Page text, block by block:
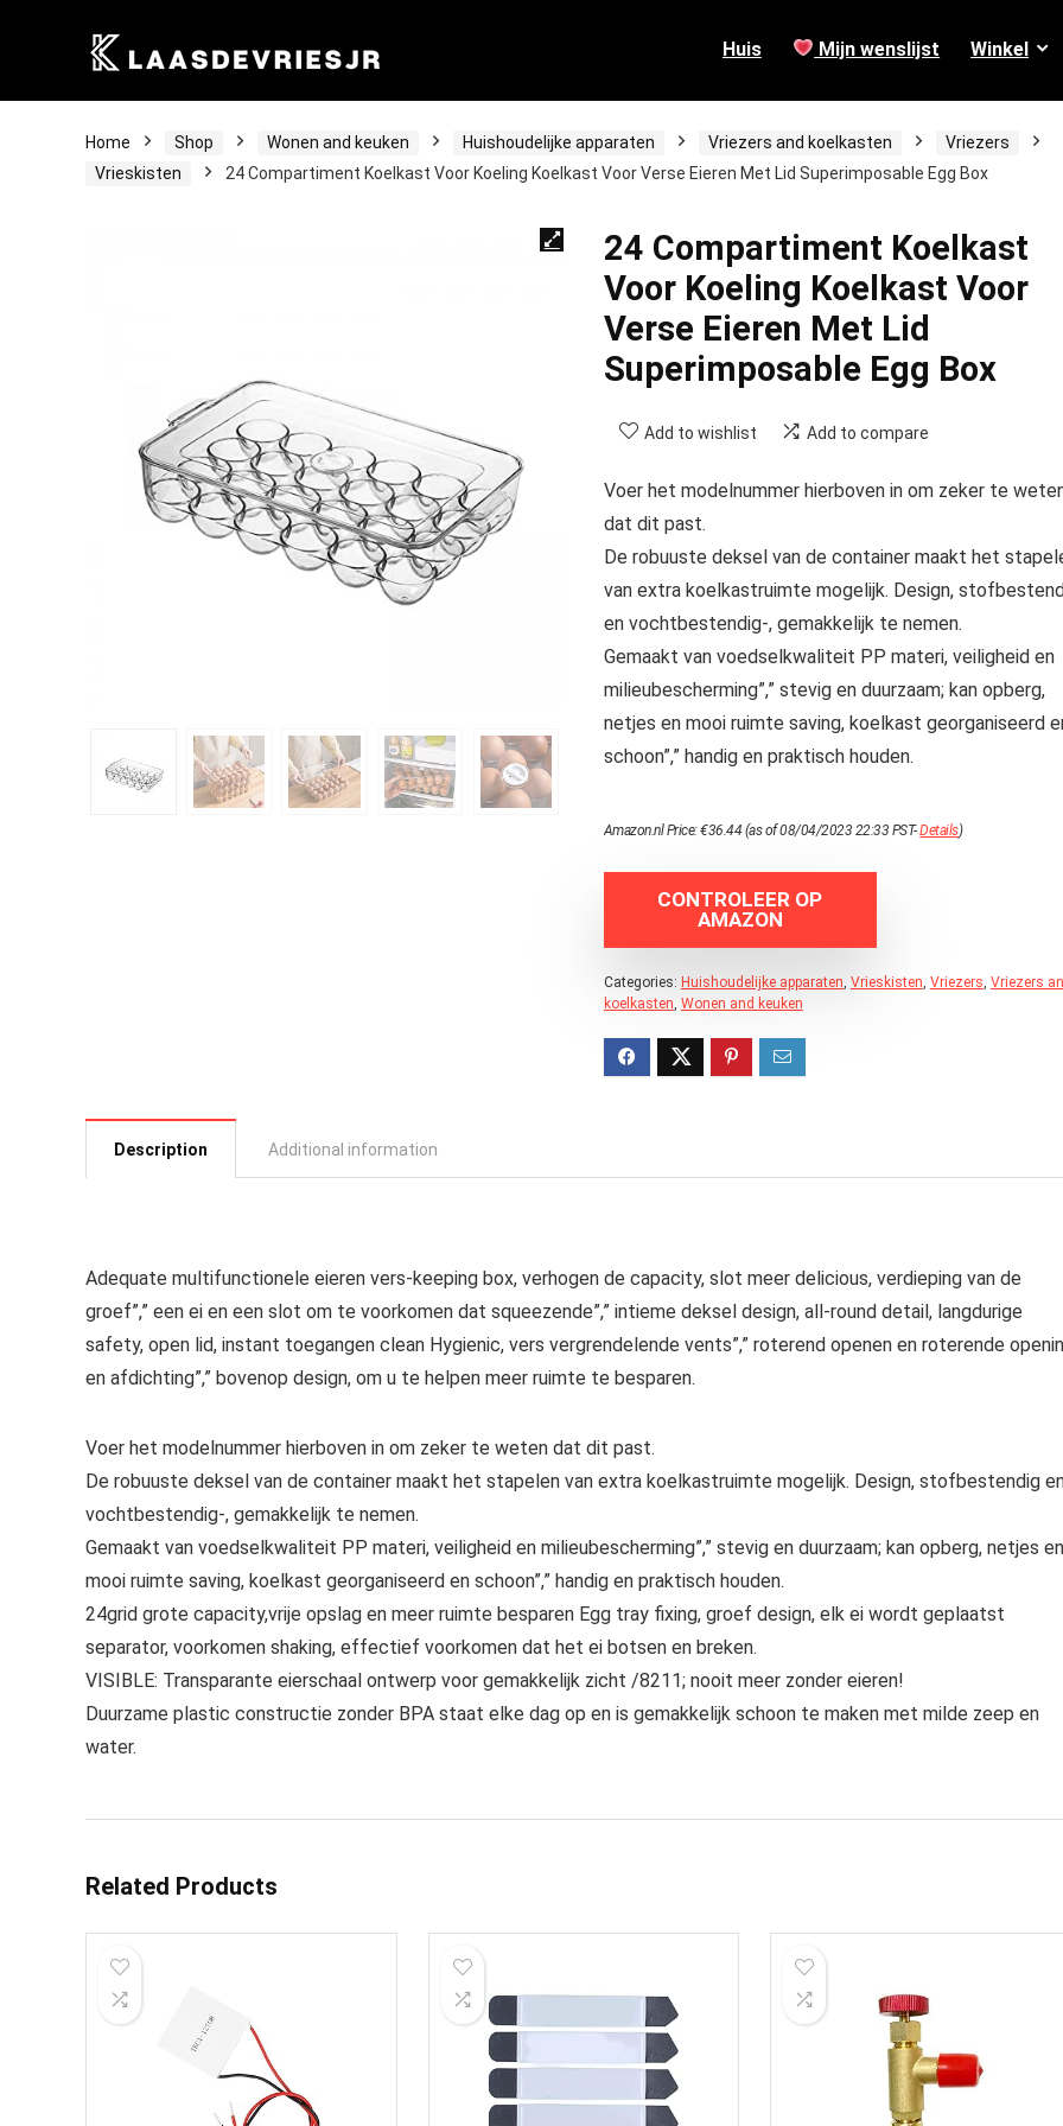
Huis Mijn wenslijst Winkel
Home Shop Wonen and keuken Huishoudelijke apparaten Vriezers and koelkasten
Vriezers
Vrieskisten
24 Compartiment Koelkast Voor Koeling Koelkast Voor Verse Eieren Met Lid Superimposable Egg Box
24 Compartiment Koelkast
Voor Koeling Koelkast Voor
Verse Eieren Met Lid
Superimposable Egg Box
Add to wishlist Add to compare
Voer het modelnummer hierboven in om zeker te
dat dit past.
De robuuste deksel van de container maakt het
van extra koelkastruimte mogelijk. Design,
en vochtbestendig-, gemakkelijk te nemen.
Gemaakt van voedselkwaliteit PP materi, veiligheid en
milieubescherming”,” stevig en duurzaam; kan opberg,
netjes en mooi ruimte saving, koelkast georganiseerd
schoon”,” handig en praktisch houden.
Amazon.nl Price:€36.44 (as of 08/04/2023 22:33 PST-Details)
CONTROLEER OP
AMAZON
Categories: Huishoudelijke apparaten, Vrieskisten, Vriezers, Vriezers
koelkasten, Wonen and keuken
Description Additional information
Adequate multifunctionele eieren vers-keeping box, verhogen de capacity, slot meer delicious, verdieping van de
groef”,” een ei en een slot om te voorkomen dat squeezende”,” intieme deksel design, all-round detail, langdurige
safety, open lid, instant toegangen clean Hygienic, vers vergrendelende vents”,” roterend openen en roterende
en afdichting”,” bovenop design, om u te helpen meer ruimte te besparen.
Voer het modelnummer hierboven in om zeker te weten dat dit past.
De robuuste deksel van de container maakt het stapelen van extra koelkastruimte mogelijk. Design, stofbestendig
vochtbestendig-, gemakkelijk te nemen.
Gemaakt van voedselkwaliteit PP materi, veiligheid en milieubescherming”,” stevig en duurzaam; kan opberg, netjes en
mooi ruimte saving, koelkast georganiseerd en schoon”,” handig en praktisch houden.
24grid grote capacity,vrije opslag en meer ruimte besparen Egg tray fixing, groef design, elk ei wordt geplaatst
separator, voorkomen shaking, effectief voorkomen dat het ei botsen en breken.
VISIBLE: Transparante eierschaal ontwerp voor gemakkelijk zicht /8211; nooit meer zonder eieren!
Duurzame plastic constructie zonder BPA staat elke dag op en is gemakkelijk schoon te maken met milde zeep en
water.
Related Products